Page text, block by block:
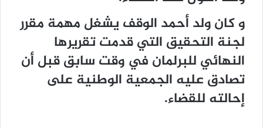
و كان ولد أحمد الوقف يشغل مهمة مقرر
لجنة التحقيق التي قدمت تقريرها
النهائي للبرلمان في وقت سابق قبل أن
تصادق عليه الجمعية الوطنية على
إحالته للقضاء.